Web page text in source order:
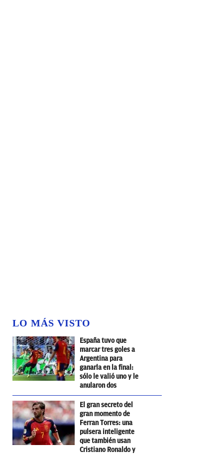
LO MÁS VISTO
España tuvo que
marcar tres goles a
Argentina para
ganarla en la final:
sólo le valió uno y le
anularon dos
El gran secreto del
gran momento de
Ferran Torres: una
pulsera inteligente
que también usan
Cristiano Ronaldo y